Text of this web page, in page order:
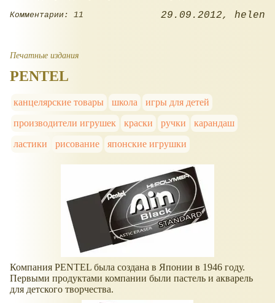
Комментарии: 11 29.09.2012 helen
Печатные издания
PENTEL
канцелярские товары школа
игры для детей
производители игрушек
краски ручки
карандаш
ластики
рисование японские игрушки
Компания PENTEL была создана в Японии в 1946 году.
Первыми продуктами компании были пастель и акварель
для детского творчества.